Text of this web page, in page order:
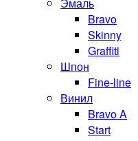
Bravo
Skinny
Graffiti
Шпон
Fine-line
Винил
Bravo A
Start